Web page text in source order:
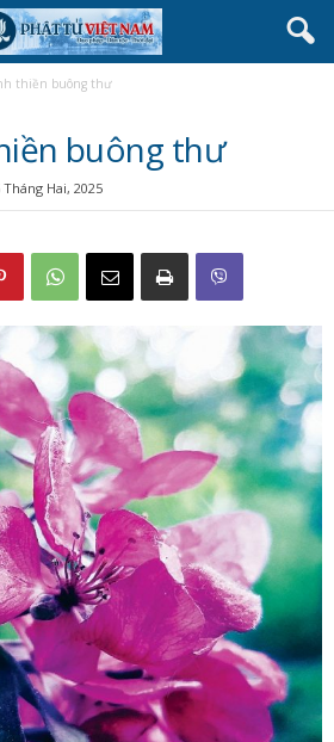
thiền buông thư
buông thư
Tháng Hai, 2025